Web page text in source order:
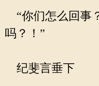
“你们怎么回事
吗？！”
纪斐言垂下